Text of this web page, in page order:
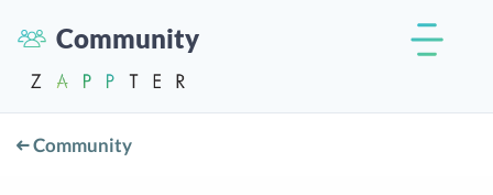
Community
Community